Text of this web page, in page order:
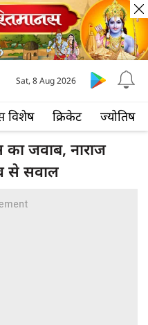
विशेष क्रिकेट ज्योतिष
Sat, 8 Aug 2026
का जवाब, नाराज
से सवाल